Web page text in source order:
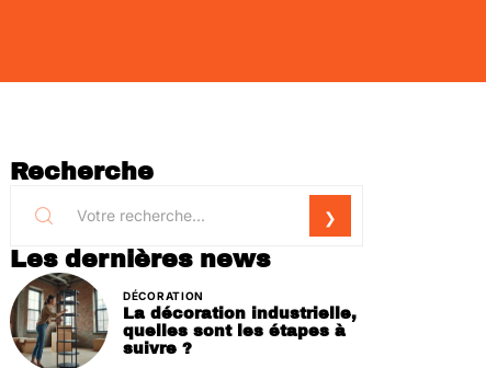
Recherche
Les dernières news
DÉCORATION
La décoration industrielle,
quelles sont les étapes à
suivre ?